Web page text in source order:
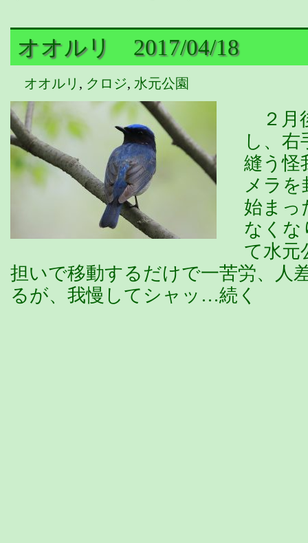
オオルリ 2017/04/18
オオルリ , クロジ, 水元公園
２月
し、右
縫う怪
メラ
始まっ
なくな
て水
担いで移動するだけで一苦労、人
るが、我慢してシャッ…続く